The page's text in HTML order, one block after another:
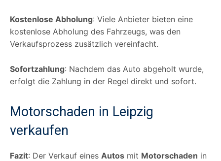
Kostenlose Abholung: Viele Anbieter bieten eine
kostenlose Abholung des Fahrzeugs, was den
Verkaufsprozess zusätzlich vereinfacht.
Sofortzahlung: Nachdem das Auto abgeholt wurde,
erfolgt die Zahlung in der Regel direkt und sofort.
Motorschaden in Leipzig
verkaufen
Fazit: Der Verkauf eines Autos mit Motorschaden in